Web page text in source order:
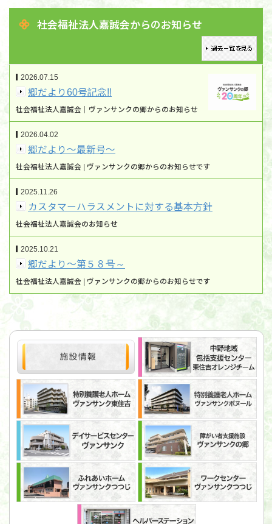
社会福祉法人嘉誠会からのお知らせ
2026.07.15
郷だより60号記念‼
社会福祉法人嘉誠会｜ヴァンサンクの郷からのお知らせ
2026.04.02
郷だより～最新号～
社会福祉法人嘉誠会 | ヴァンサンクの郷からのお知らせです
2025.11.26
カスタマーハラスメントに対する基本方針
社会福祉法人嘉誠会のお知らせ
2025.10.21
郷だより～第５８号～
社会福祉法人嘉誠会 | ヴァンサンクの郷からのお知らせです